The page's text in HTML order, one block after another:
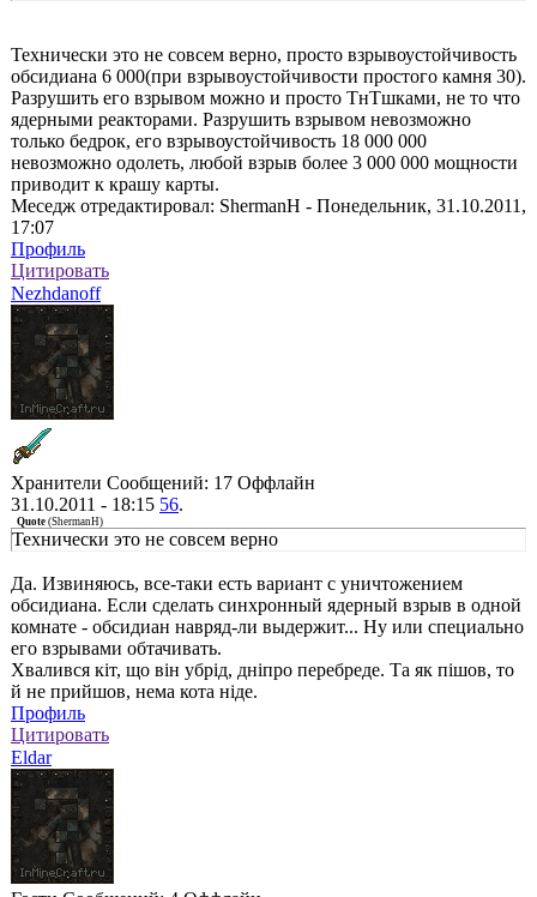
Технически это не совсем верно, просто взрывоустойчивость
обсидиана 6 000(при взрывоустойчивости простого камня 30).
Разрушить его взрывом можно и просто ТнТшками, не то что
ядерными реакторами. Разрушить взрывом невозможно
только бедрок, его взрывоустойчивость 18 000 000
невозможно одолеть, любой взрыв более 3 000 000 мощности
приводит к крашу карты.
Меседж отредактировал: ShermanH - Понедельник, 31.10.2011,
17:07
Профиль
Цитировать
Nezhdanoff
Хранители Сообщений: 17 Оффлайн
31.10.2011 - 18:15 56.
Quote (ShermanH)
Технически это не совсем верно
Да. Извиняюсь, все-таки есть вариант с уничтожением
обсидиана. Если сделать синхронный ядерный взрыв в одной
комнате - обсидиан навряд-ли выдержит... Ну или специально
его взрывами обтачивать.
Хвалився кiт, що вiн убрiд, днiпро перебреде. Та як пiшов, то
й не прийшов, нема кота нiде.
Профиль
Цитировать
Eldar